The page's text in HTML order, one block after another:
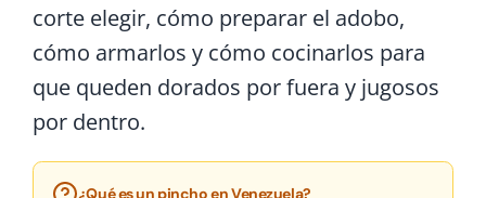
corte elegir, cómo preparar el adobo,
cómo armarlos y cómo cocinarlos para
que queden dorados por fuera y jugosos
por dentro.
¿Qué es un pincho en Venezuela?